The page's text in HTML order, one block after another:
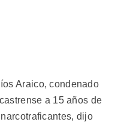
Araico, condenado
a 15 años de
dijo